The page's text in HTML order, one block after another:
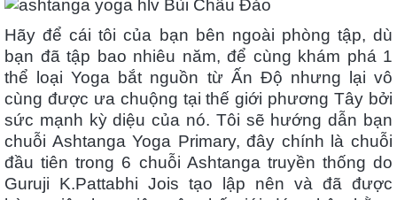
Hãy để cái tôi của bạn bên ngoài phòng tập, dù
bạn đã tập bao nhiêu năm, để cùng khám phá 1
thể loại Yoga bắt nguồn từ Ấn Độ nhưng lại vô
cùng được ưa chuộng tại thế giới phương Tây bởi
sức mạnh kỳ diệu của nó. Tôi sẽ hướng dẫn bạn
chuỗi Ashtanga Yoga Primary, đây chính là chuỗi
đầu tiên trong 6 chuỗi Ashtanga truyền thống do
Guruji K.Pattabhi Jois tạo lập nên và đã được